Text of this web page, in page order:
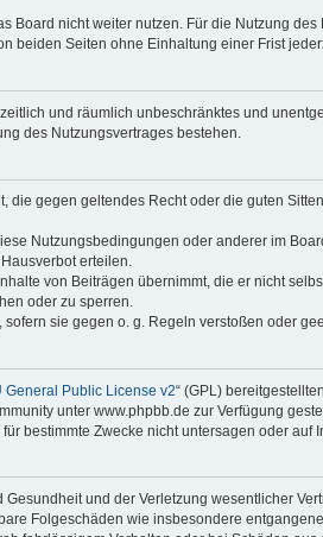
Board nicht weiter nutzen. Für die Nutzung
beiden Seiten ohne Einhaltung einer Frist
und räumlich unbeschränktes und
des Nutzungsvertrages bestehen.
die gegen geltendes Recht oder die guten
Nutzungsbedingungen oder anderer im
erteilen.
von Beiträgen übernimmt, die er nicht
oder zu sperren.
sie gegen o. g. Regeln verstoßen oder
General Public License v2“ (GPL)
unter www.phpbb.de zur Verfügung
bestimmte Zwecke nicht untersagen oder auf
und der Verletzung wesentlicher
Folgeschäden wie insbesondere